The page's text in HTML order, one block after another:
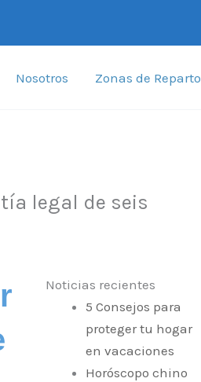
Nosotros Zonas de Reparto
legal de seis
Noticias recientes
5 Consejos para
proteger tu hogar
en vacaciones
Horóscopo chino